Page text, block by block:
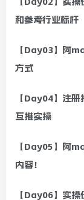
和参考行业标杆
【Day03】阿
方式
【Day04】注
互推实操
【Day05】阿
内容！
【Day06】实